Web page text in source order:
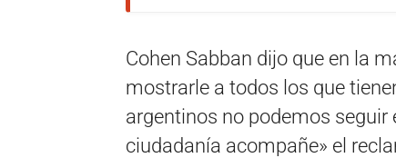
Cohen Sabban dijo que en la
mostrarle a todos los que
argentinos no podemos seguir
ciudadanía acompañe» el